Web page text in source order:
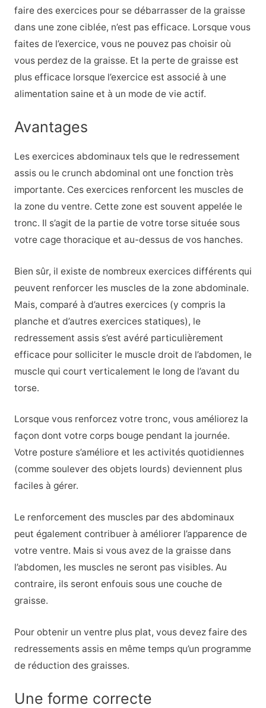
faire des exercices pour se débarrasser de la graisse
dans une zone ciblée, n’est pas efficace. Lorsque vous
faites de l’exercice, vous ne pouvez pas choisir où
vous perdez de la graisse. Et la perte de graisse est
plus efficace lorsque l’exercice est associé à une
alimentation saine et à un mode de vie actif.
Avantages
Les exercices abdominaux tels que le redressement
assis ou le crunch abdominal ont une fonction très
importante. Ces exercices renforcent les muscles de
la zone du ventre. Cette zone est souvent appelée le
tronc. Il s’agit de la partie de votre torse située sous
votre cage thoracique et au-dessus de vos hanches.
Bien sûr, il existe de nombreux exercices différents qui
peuvent renforcer les muscles de la zone abdominale.
Mais, comparé à d’autres exercices (y compris la
planche et d’autres exercices statiques), le
redressement assis s’est avéré particulièrement
efficace pour solliciter le muscle droit de l’abdomen, le
muscle qui court verticalement le long de l’avant du
torse.
Lorsque vous renforcez votre tronc, vous améliorez la
façon dont votre corps bouge pendant la journée.
Votre posture s’améliore et les activités quotidiennes
(comme soulever des objets lourds) deviennent plus
faciles à gérer.
Le renforcement des muscles par des abdominaux
peut également contribuer à améliorer l’apparence de
votre ventre. Mais si vous avez de la graisse dans
l’abdomen, les muscles ne seront pas visibles. Au
contraire, ils seront enfouis sous une couche de
graisse.
Pour obtenir un ventre plus plat, vous devez faire des
redressements assis en même temps qu’un programme
de réduction des graisses.
Une forme correcte